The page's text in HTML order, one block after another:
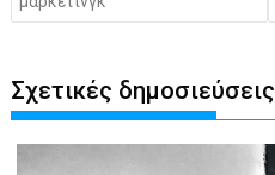
Σχετικές δημοσιεύσεις